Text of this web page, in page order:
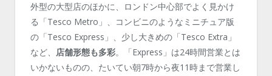
外型の大型店のほかに、ロンドン中心部でよく見かけ
る「Tesco Metro」、コンビニのようなミニチュア版
の「Tesco Express」、少し大きめの「Tesco Extra」
など、 店舗形態も多彩。「Express」は24時間営業とは
いかないものの、たいてい朝7時から夜11時まで営業し